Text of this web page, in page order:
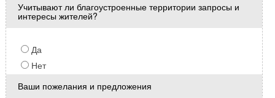
Учитывают ли благоустроенные территории запросы и
интересы жителей?
Да
Нет
Ваши пожелания и предложения